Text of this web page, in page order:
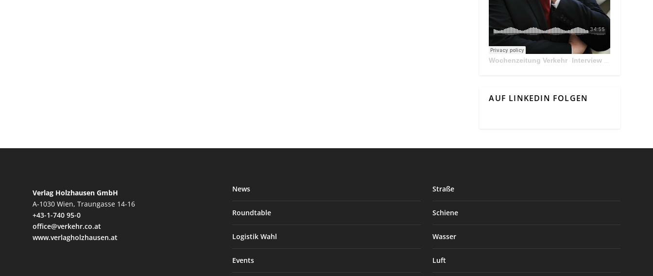
Wochenzeitung Verkehr · Interview Mit Andreas Matthä, CEO der ÖBB Holding
AUF LINKEDIN FOLGEN
Verlag Holzhausen GmbH
A-1030 Wien, Traungasse 14-16
+43-1-740 95-0
office@verkehr.co.at
www.verlagholzhausen.at
News
Roundtable
Logistik Wahl
Events
Straße
Schiene
Wasser
Luft